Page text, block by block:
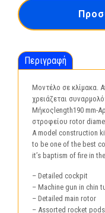
Περιγραφή
Μοντέλο σε κλίμακα.
χρειάζεται
Μήκοςlength190 mm-
στροφείου rotor
A model construction
to be one of the best
it’s baptism of fire in
– Detailed cockpit
– Machine gun in chin
– Detailed main rotor
– Assorted rocket pods